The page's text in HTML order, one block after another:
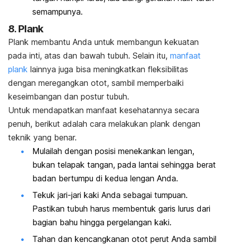
semampunya.
8. Plank
Plank membantu Anda untuk membangun kekuatan
pada inti, atas dan bawah tubuh. Selain itu, manfaat
plank lainnya juga bisa meningkatkan fleksibilitas
dengan meregangkan otot, sambil memperbaiki
keseimbangan dan postur tubuh.
Untuk mendapatkan manfaat kesehatannya secara
penuh, berikut adalah cara melakukan plank dengan
teknik yang benar.
Mulailah dengan posisi menekankan lengan,
bukan telapak tangan, pada lantai sehingga berat
badan bertumpu di kedua lengan Anda.
Tekuk jari-jari kaki Anda sebagai tumpuan.
Pastikan tubuh harus membentuk garis lurus dari
bagian bahu hingga pergelangan kaki.
Tahan dan kencangkanan otot perut Anda sambil